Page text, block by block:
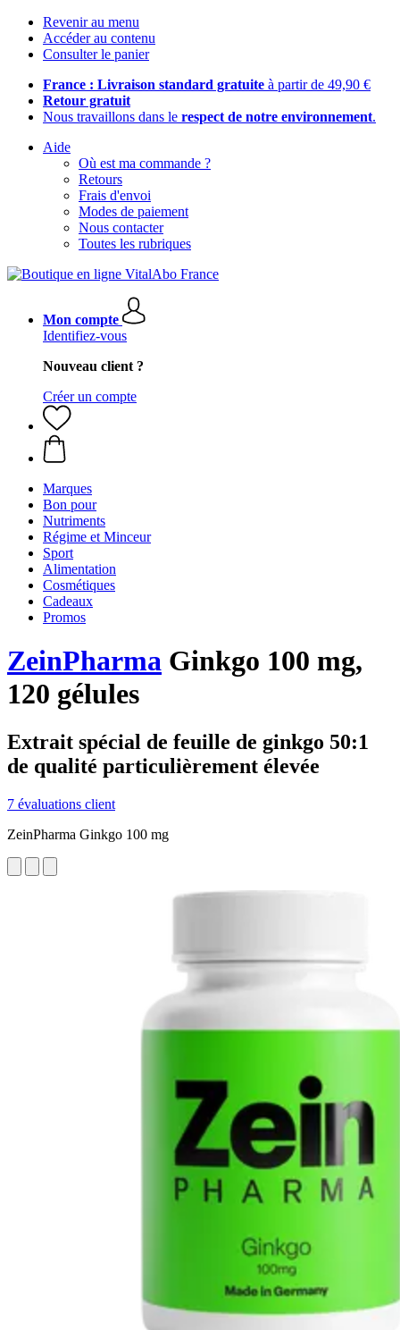
Revenir au menu
Accéder au contenu
Consulter le panier
France : Livraison standard gratuite à partir de 49,90 €
Retour gratuit
Nous travaillons dans le respect de notre environnement.
Aide
Où est ma commande ?
Retours
Frais d'envoi
Modes de paiement
Nous contacter
Toutes les rubriques
Mon compte
Identifiez-vous
Nouveau client ?
Créer un compte
Marques
Bon pour
Nutriments
Régime et Minceur
Sport
Alimentation
Cosmétiques
Cadeaux
Promos
ZeinPharma Ginkgo 100 mg,
120 gélules
Extrait spécial de feuille de ginkgo 50:1
de qualité particulièrement élevée
7 évaluations client
ZeinPharma Ginkgo 100 mg